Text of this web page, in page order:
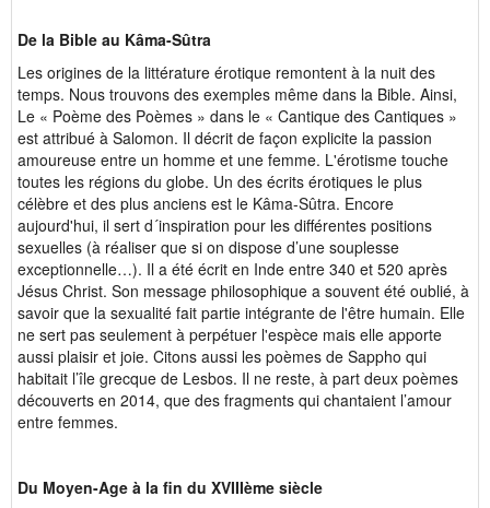
De la Bible au Kâma-Sûtra
Les origines de la littérature érotique remontent à la nuit des
temps. Nous trouvons des exemples même dans la Bible. Ainsi,
Le « Poème des Poèmes » dans le « Cantique des Cantiques »
est attribué à Salomon. Il décrit de façon explicite la passion
amoureuse entre un homme et une femme. L'érotisme touche
toutes les régions du globe. Un des écrits érotiques le plus
célèbre et des plus anciens est le Kâma-Sûtra. Encore
aujourd'hui, il sert d´inspiration pour les différentes positions
sexuelles (à réaliser que si on dispose d’une souplesse
exceptionnelle…). Il a été écrit en Inde entre 340 et 520 après
Jésus Christ. Son message philosophique a souvent été oublié, à
savoir que la sexualité fait partie intégrante de l'être humain. Elle
ne sert pas seulement à perpétuer l'espèce mais elle apporte
aussi plaisir et joie. Citons aussi les poèmes de Sappho qui
habitait l’île grecque de Lesbos. Il ne reste, à part deux poèmes
découverts en 2014, que des fragments qui chantaient l’amour
entre femmes.
Du Moyen-Age à la fin du XVIIIème siècle